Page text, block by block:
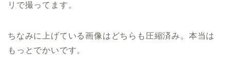
リで撮ってます。
ちなみに上げている画像はどちらも圧縮済み。本当は
もっとでかいです。